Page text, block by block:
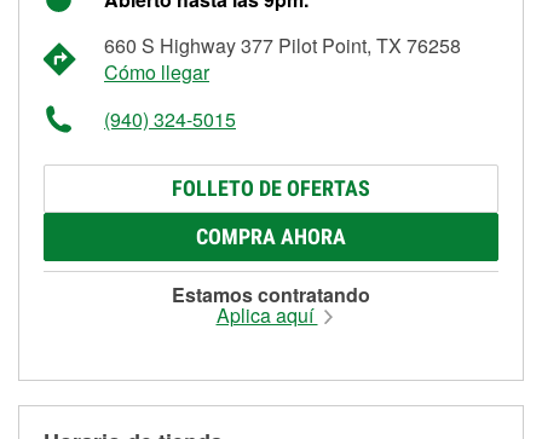
660 S Highway 377 Pilot Point, TX 76258
Cómo llegar
(940) 324-5015
FOLLETO DE OFERTAS
COMPRA AHORA
Estamos contratando
Aplica aquí